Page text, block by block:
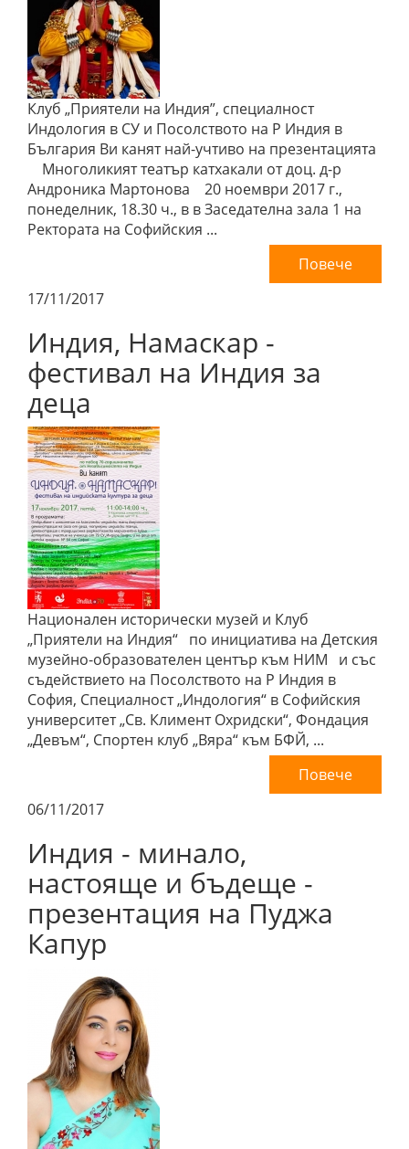
Клуб „Приятели на Индия”, специалност
Индология в СУ и Посолството на Р Индия в
България Ви канят най-учтиво на презентацията
Многоликият театър катхакали от доц. д-р
Андроника Мартонова 20 ноември 2017 г.,
понеделник, 18.30 ч., в в Заседателна зала 1 на
Ректората на Софийския ...
Повече
17/11/2017
Индия, Намаскар -
фестивал на Индия за
деца
Национален исторически музей и Клуб
„Приятели на Индия“ по инициатива на Детския
музейно-образователен център към НИМ и със
съдействието на Посолството на Р Индия в
София, Специалност „Индология“ в Софийския
университет „Св. Климент Охридски“, Фондация
„Девъм“, Спортен клуб „Вяра“ към БФЙ, ...
Повече
06/11/2017
Индия - минало,
настояще и бъдеще -
презентация на Пуджа
Капур